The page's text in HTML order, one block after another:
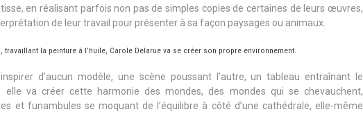
en réalisant parfois non pas de simples copies de certaines de leurs œuvres,
de leur travail pour présenter à sa façon paysages ou animaux.
travaillant la peinture à l’huile, Carole Delarue va se créer son propre environnement.
d’aucun modèle, une scène poussant l’autre, un tableau entraînant le
elle va créer cette harmonie des mondes, des mondes qui se chevauchent,
et funambules se moquant de l’équilibre à côté d’une cathédrale, elle-même